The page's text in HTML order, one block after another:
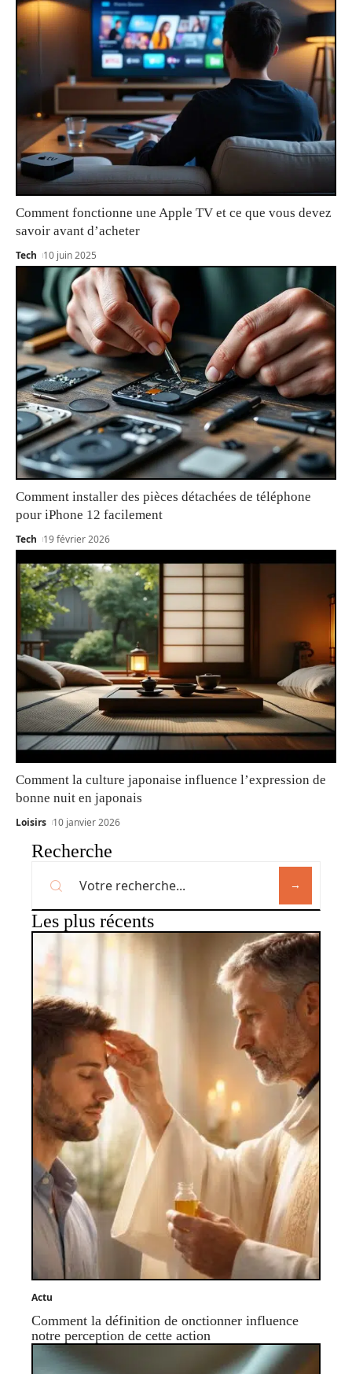
Comment fonctionne une Apple TV et ce que vous devez
savoir avant d’acheter
Tech 10 juin 2025
Comment installer des pièces détachées de téléphone
pour iPhone 12 facilement
Tech 19 février 2026
Comment la culture japonaise influence l’expression de
bonne nuit en japonais
Loisirs 10 janvier 2026
Recherche
Les plus récents
Actu
Comment la définition de onctionner influence
notre perception de cette action